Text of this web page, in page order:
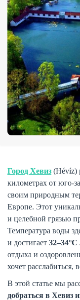
Город Хевиз (Hévíz)
километрах от юго-
своим природным
Европе. Этот
и целебной грязью
Температура воды
и достигает
отдыха и
хочет расслабиться,
В этой статье мы
добраться в Хевиз